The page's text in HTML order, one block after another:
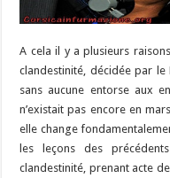
A cela il y a plusieurs
clandestinité, décidée par
sans aucune entorse aux
n’existait pas encore en
elle change
les leçons des
clandestinité, prenant acte